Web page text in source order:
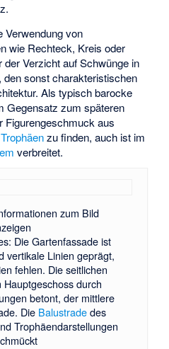
Verwendung von
wie Rechteck, Kreis oder
Verzicht auf Schwünge in
sonst charakteristischen
Als typisch barocke
Gegensatz zum späteren
Figurengeschmuck aus
Trophäenzu finden, auch ist im
verbreitet.
zum Bild
Die Gartenfassade ist
vertikale Linien geprägt,
fehlen. Die seitlichen
Hauptgeschoss durch
betont, der mittlere
Die Balustradedes
Trophäendarstellungen